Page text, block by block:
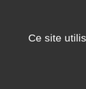
Ce site